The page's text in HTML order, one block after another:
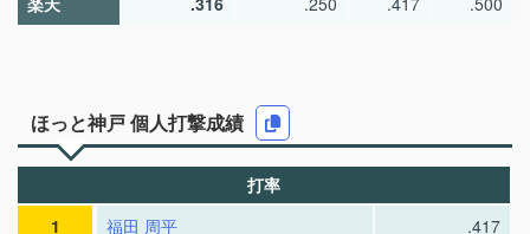
ほっと神戸 個人打撃成績
打率
1
福田 周平
.417